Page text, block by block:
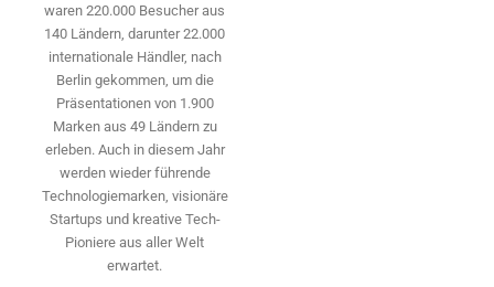
waren 220.000 Besucher aus
140 ­Ländern, ­darunter 22.000
internationale Händler, nach
Berlin gekommen, um die
Präsen­tationen von 1.900
Marken aus 49 Ländern zu
erleben. Auch in diesem Jahr
werden wieder führende
Technologiemarken, visionäre
Startups und ­kreative Tech-
Pioniere aus aller Welt
erwartet.